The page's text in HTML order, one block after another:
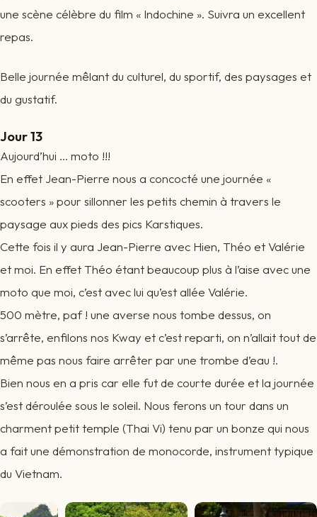
une scène célèbre du film « Indochine ». Suivra un excellent
repas.
Belle journée mêlant du culturel, du sportif, des paysages et
du gustatif.
Jour 13
Aujourd’hui … moto !!!
En effet Jean-Pierre nous a concocté une journée «
scooters » pour sillonner les petits chemin à travers le
paysage aux pieds des pics Karstiques.
Cette fois il y aura Jean-Pierre avec Hien, Théo et Valérie
et moi. En effet Théo étant beaucoup plus à l’aise avec une
moto que moi, c’est avec lui qu’est allée Valérie.
500 mètre, paf ! une averse nous tombe dessus, on
s’arrête, enfilons nos Kway et c’est reparti, on n’allait tout de
même pas nous faire arrêter par une trombe d’eau !.
Bien nous en a pris car elle fut de courte durée et la journée
s’est déroulée sous le soleil. Nous ferons un tour dans un
charment petit temple (Thai Vi) tenu par un bonze qui nous
a fait une démonstration de monocorde, instrument typique
du Vietnam.